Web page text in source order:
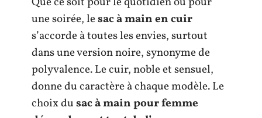
une soirée, lesac à main en cuir
s’accorde à toutes les envies, surtout
dans une version noire, synonyme de
polyvalence. Le cuir, noble et sensuel,
donne du caractère à chaque modèle. Le
choix dusac à main pour femme